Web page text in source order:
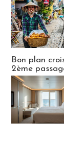
Bon plan
2ème